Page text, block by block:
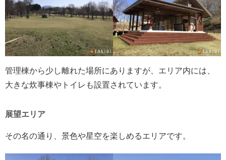
管理棟から少し離れた場所にありますが、エリア内には、
大きな炊事棟やトイレも設置されています。
展望エリア
その名の通り、景色や星空を楽しめるエリアです。